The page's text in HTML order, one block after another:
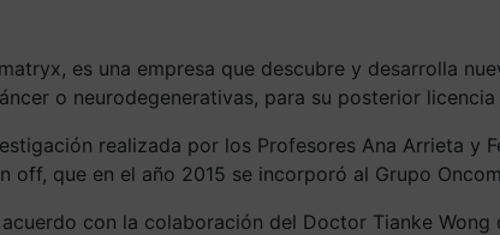
es una empresa que descubre y desarrolla
o neurodegenerativas, para su posterior
realizada por los Profesores Ana Arrieta
off, que en el año 2015 se incorporó al Grupo
con la colaboración del Doctor Tianke Wong